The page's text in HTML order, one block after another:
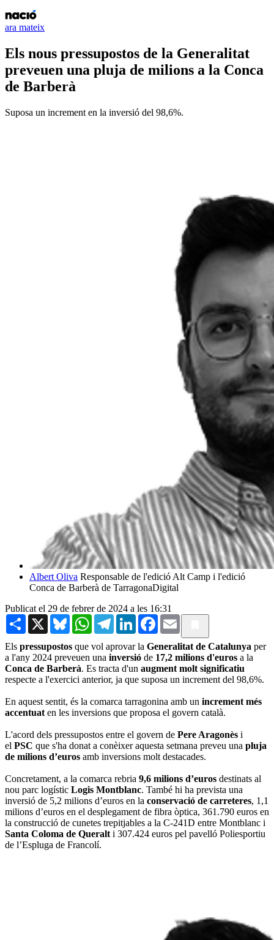
ara mateix
Els nous pressupostos de la Generalitat
preveuen una pluja de milions a la Conca
de Barberà
Suposa un increment en la inversió del 98,6%.
Albert Oliva Responsable de l'edició Alt Camp i l'edició
Conca de Barberà de TarragonaDigital
Publicat el 29 de febrer de 2024 a les 16:31
Share X BlueskyWhatsAppTelegramLinkedInFacebook
Email
Els pressupostos que vol aprovar la Generalitat de Catalunya per
a l'any 2024 preveuen una inversió de 17,2 milions d'euros a la
Conca de Barberà. Es tracta d'un augment molt significatiu
respecte a l'exercici anterior, ja que suposa un increment del 98,6%.
En aquest sentit, és la comarca tarragonina amb un increment més
accentuat en les inversions que proposa el govern català.
L'acord dels pressupostos entre el govern de Pere Aragonès i
el PSC que s'ha donat a conèixer aquesta setmana preveu una pluja
de milions d’euros amb inversions molt destacades.
Concretament, a la comarca rebria 9,6 milions d’euros destinats al
nou parc logístic Logis Montblanc. També hi ha prevista una
inversió de 5,2 milions d’euros en la conservació de carreteres, 1,1
milions d’euros en el desplegament de fibra òptica, 361.790 euros en
la construcció de cunetes trepitjables a la C-241D entre Montblanc i
Santa Coloma de Queralt i 307.424 euros pel pavelló Poliesportiu
de l’Espluga de Francolí.